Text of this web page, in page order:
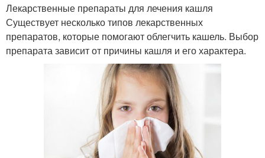
Лекарственные препараты для лечения кашля
Существует несколько типов лекарственных
препаратов, которые помогают облегчить кашель. Выбор
препарата зависит от причины кашля и его характера.